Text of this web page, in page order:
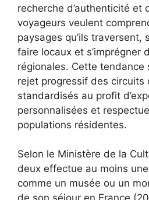
recherche d’authenticité et
voyageurs veulent
paysages qu’ils traversent,
faire locaux et s’imprégner
régionales. Cette tendance
rejet progressif des circuits
standardisés au profit
personnalisées et
populations résidentes.
Selon le Ministère de la
deux effectue au moins
comme un musée ou un